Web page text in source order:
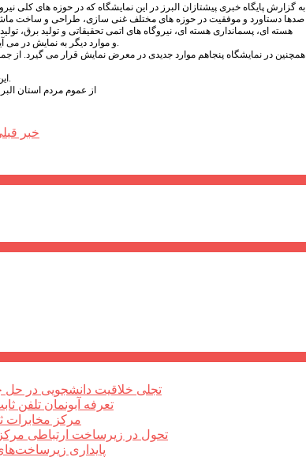
به گزارش پایگاه خبری پیشتازان البرز در این نمایشگاه که در حوزه های
صدها دستاورد و موفقیت در حوزه های مختلف غنی سازی، طراحی و ساخت
هسته ای، پسمانداری هسته ای، نیروگاه های اتمی تحقیقاتی و تولید برق،
تشخیصی و درمانی، تابش گاما، تجهیزات پیشرفته هسته ای و زنجیره 10 تایی غنی سازی با ماشین های سانتریفیوژ IR6 و موارد دیگر به نمایش در می آید.
این نمایشگاه همه روزه در طول برگزاری صبح ها از ساعت 9 الی 12 و عصر از ساعت 13 الی 16 در معرض بازدید قرار دارد.
از عموم مردم استان
خبر
تجلی خلاقیت دانشجویی در
تعرفه آبونمان تلفن
مرکز مخابرات
تحول در زیرساخت ارتباطی
پایداری